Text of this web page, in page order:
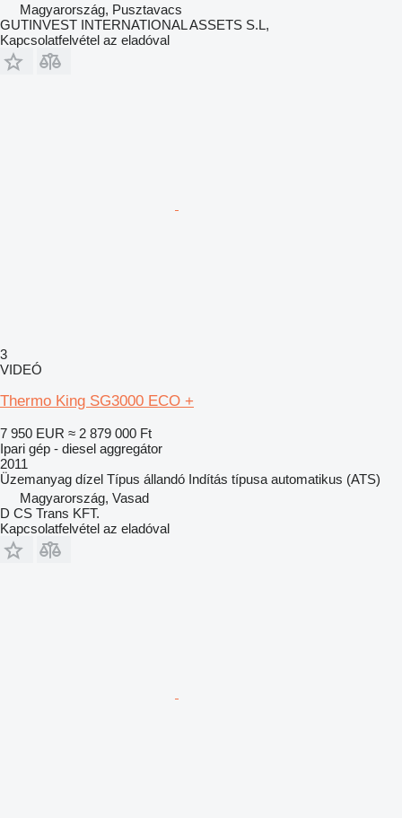
Magyarország, Pusztavacs
GUTINVEST INTERNATIONAL ASSETS S.L,
Kapcsolatfelvétel az eladóval
3
VIDEÓ
Thermo King SG3000 ECO +
7 950 EUR ≈ 2 879 000 Ft
Ipari gép - diesel aggregátor
2011
Üzemanyag dízel Típus állandó Indítás típusa automatikus (ATS)
Magyarország, Vasad
D CS Trans KFT.
Kapcsolatfelvétel az eladóval